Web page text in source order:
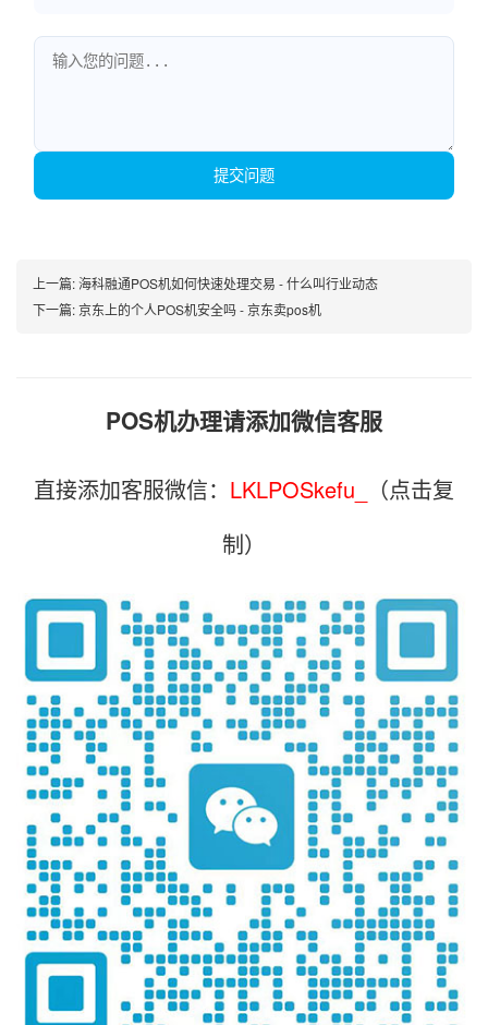
提交问题
上一篇:海科融通POS机如何快速处理交易 - 什么叫行业动态
下一篇:京东上的个人POS机安全吗 - 京东卖pos机
POS机办理请添加微信客服
直接添加客服微信： LKLPOSkefu_
（点击复
制）